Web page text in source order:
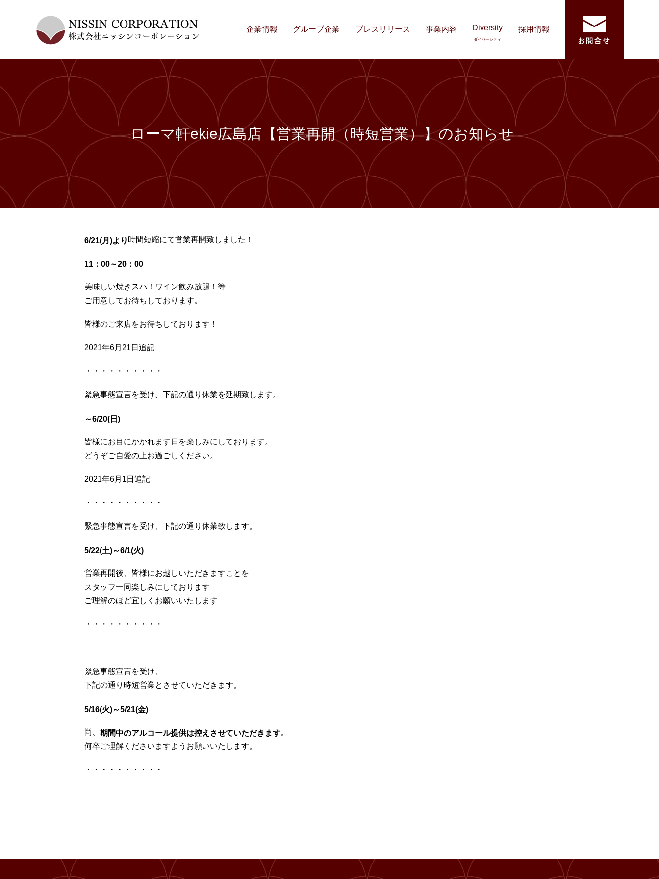
企業情報 グループ企業 プレスリリース 事業内容 Diversity
ダイバーシティ
採用情報
ローマ軒ekie広島店【営業再開（時短営業）】のお知らせ
6/21(月)より 時間短縮にて営業再開致しました！
11：00～20：00
美味しい焼きスパ！ワイン飲み放題！等
ご用意してお待ちしております。
皆様のご来店をお待ちしております！
2021年6月21日追記
・・・・・・・・・・
緊急事態宣言を受け、下記の通り休業を延期致します。
～6/20(日)
皆様にお目にかかれます日を楽しみにしております。
どうぞご自愛の上お過ごしください。
2021年6月1日追記
・・・・・・・・・・
緊急事態宣言を受け、下記の通り休業致します。
5/22(土)～6/1(火)
営業再開後、皆様にお越しいただきますことを
スタッフ一同楽しみにしております
ご理解のほど宜しくお願いいたします
・・・・・・・・・・
緊急事態宣言を受け、
下記の通り時短営業とさせていただきます。
5/16(火)～5/21(金)
尚、 期間中のアルコール提供は控えさせていただきます。
何卒ご理解くださいますようお願いいたします。
・・・・・・・・・・